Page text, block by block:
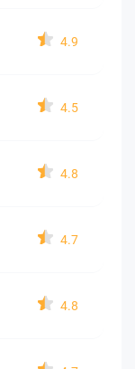
4.9
4.5
4.8
4.7
4.8